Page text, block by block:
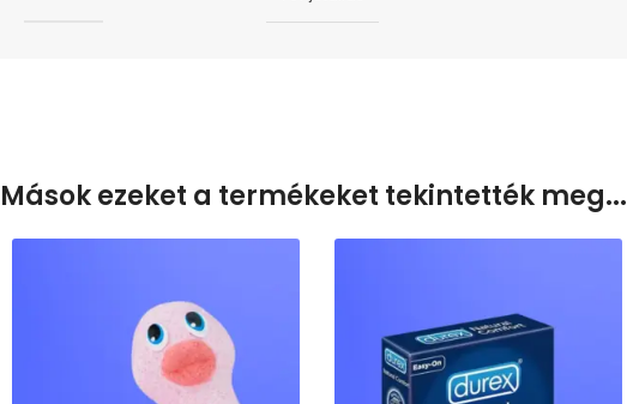
Mások ezeket a termékeket tekintették meg...